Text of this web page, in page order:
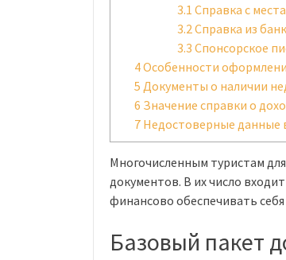
3.1 Справка с
3.2 Справка из
3.3 Спонсорское
4Особенности
5 Документы о наличии
6 Значение справки о
7 Недостоверные данные
Многочисленным туристам
документов. В их число
финансово обеспечивать
Базовый пакет